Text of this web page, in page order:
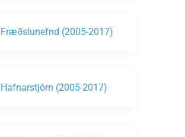
Fræðslunefnd (2005-2017)
Hafnarstjórn (2005-2017)